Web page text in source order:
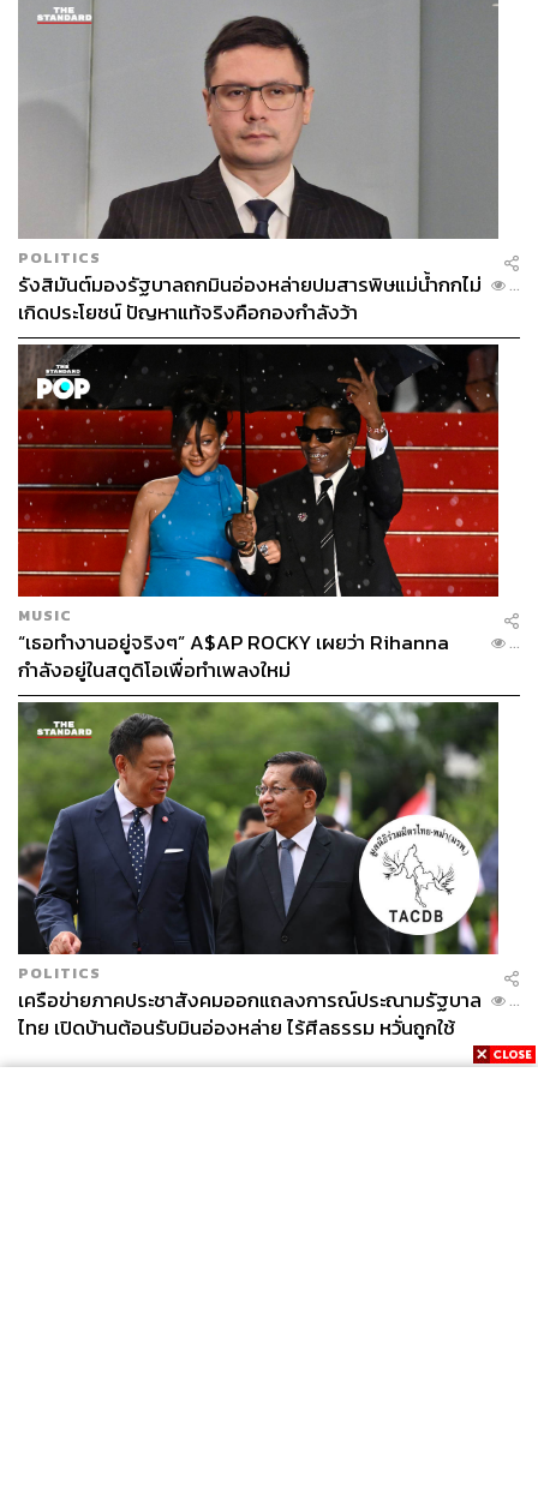
The Bites
ส่วนที่นับเป็นไฮไลต์คือ The Lounge Le 17 ที่ใช้สำหรับ
เสิร์ฟมื้อเช้า กลางวัน และเย็น ช่วงเช้าต้องบอกว่าแดดอ่อนๆ
ส่องผ่านหน้าต่างเข้ามา ช่วยให้มื้อเช้าที่นี่ดีงามยิ่งขึ้น ส่วน
เลาจน์ที่เชื่อมต่อกันคือ The English Bar ตกแต่งในธีมสีชมพู
ที่เหมาะกับผู้ต้องการความเป็นส่วนตัวยิ่งขึ้น และที่ดีอย่างยิ่ง
คืออาหารที่นี่อร่อยและประณีตมาก เชฟจัดเตรียมเมนูแปลก
ใหม่ที่ช่างคิดสร้างสรรค์ไม่ให้ซ้ำในทุกสัปดาห์ โดยเลือก
วัตถุดิบในฤดูกาลมาใช้ ขอให้ลองดินเนอร์แบบไฟน์ไดนิ่ง ที่นี่
จะทำให้เราจำรสชาติดีเลิศและรายละเอียดอาหารที่ Hotel
Raphael ไปได้อีกนาน
POLITICS
รังสิมันต์มองรัฐบาลถกมินอ่องหล่ายปมสารพิษแม่น้ำกกไม่
เกิดประโยชน์ ปัญหาแท้จริงคือกองกำลังว้า
...
MUSIC
“เธอทำงานอยู่จริงๆ” A$AP ROCKY เผยว่า Rihanna
กำลังอยู่ในสตูดิโอเพื่อทำเพลงใหม่
...
POLITICS
เครือข่ายภาคประชาสังคมออกแถลงการณ์ประณามรัฐบาล
ไทย เปิดบ้านต้อนรับมินอ่องหล่าย ไร้ศีลธรรม หวั่นถูกใช้
...